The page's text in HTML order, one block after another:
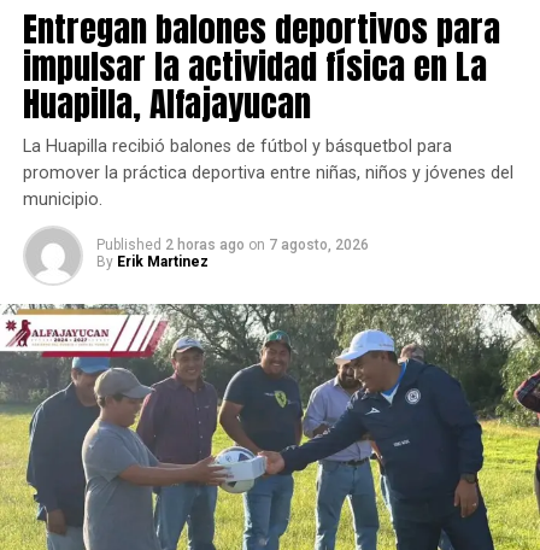
Entregan balones deportivos para
impulsar la actividad física en La
Huapilla, Alfajayucan
La Huapilla recibió balones de fútbol y básquetbol para
promover la práctica deportiva entre niñas, niños y jóvenes del
municipio.
Published 2 horas ago on 7 agosto, 2026
By Erik Martinez